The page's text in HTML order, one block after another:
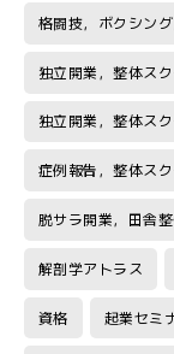
格闘技，ボクシン
独立開業，整体ス
独立開業，整体ス
症例報告，整体ス
脱サラ開業，田舎
解剖学アトラス
資格 起業セミ